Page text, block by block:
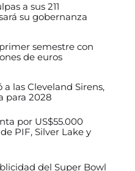
a sus 211
su gobernanza
semestre con
de euros
las Cleveland Sirens,
para 2028
por US$55.000
PIF, Silver Lake y
del Super Bowl